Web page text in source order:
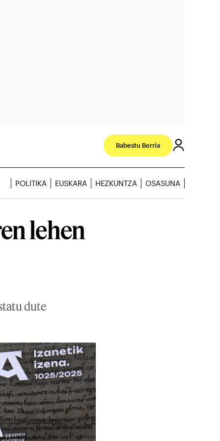
Babestu Berria
POLITIKA EUSKARA HEZKUNTZA OSASUNA
lehen
dute